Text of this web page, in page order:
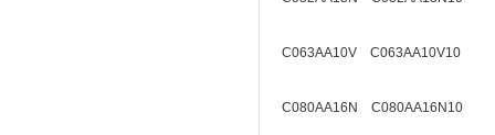
C063AA10V C063AA10V10
C080AA16N C080AA16N10